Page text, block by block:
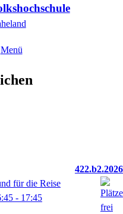
Menü
422.b2.2026
für die Reise
- 17:45